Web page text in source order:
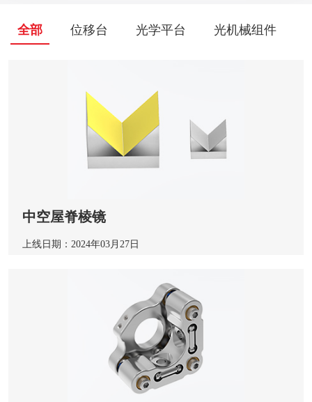
全部 位移台 光学平台 光机械组件
中空屋脊棱镜
上线日期：2024年03月27日